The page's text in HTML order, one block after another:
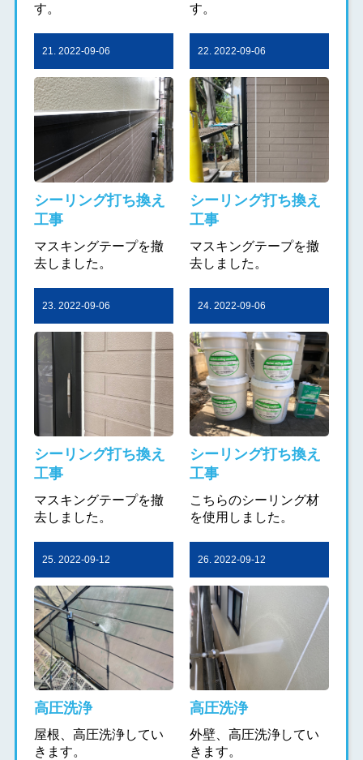
す。
す。
21. 2022-09-06
シーリング打ち換え
工事
マスキングテープを撤
去しました。
22. 2022-09-06
シーリング打ち換え
工事
マスキングテープを撤
去しました。
23. 2022-09-06
シーリング打ち換え
工事
マスキングテープを撤
去しました。
24. 2022-09-06
シーリング打ち換え
工事
こちらのシーリング材
を使用しました。
25. 2022-09-12
高圧洗浄
屋根、高圧洗浄してい
きます。
26. 2022-09-12
高圧洗浄
外壁、高圧洗浄してい
きます。